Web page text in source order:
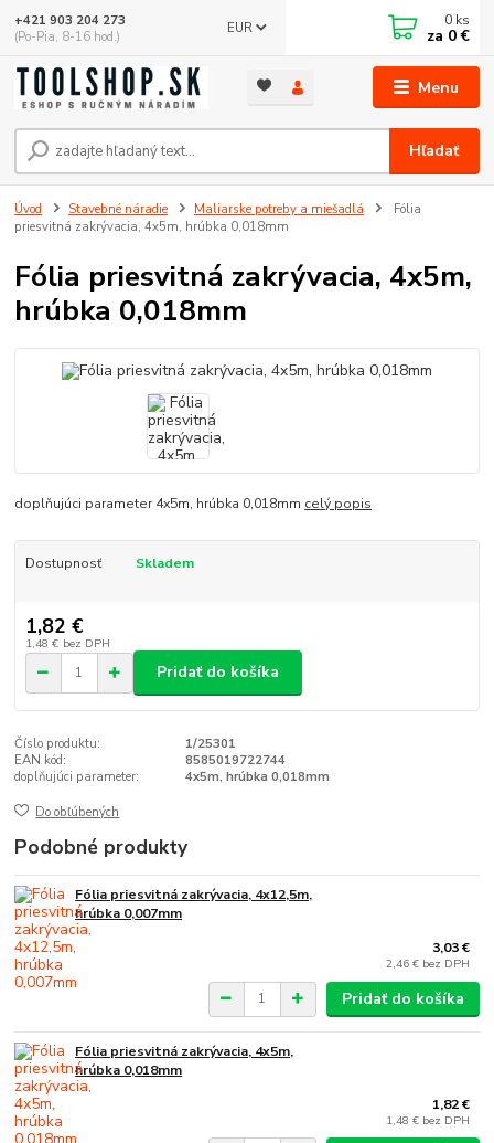
Menu
EUR
Hľadať
+421 903 204 273
(Po-Pia, 8-16 hod.)
0 ks
za 0 €
Úvod Stavebné náradie Maliarske potreby a miešadlá
Fólia
priesvitná zakrývacia, 4x5m, hrúbka 0,018mm
Fólia priesvitná zakrývacia, 4x5m,
hrúbka 0,018mm
doplňujúci parameter 4x5m, hrúbka 0,018mm celý popis
Dostupnosť Skladem
1,82 €
1,48 € bez DPH
Pridať do košíka
Číslo produktu:
1/25301
EAN kód:
8585019722744
doplňujúci parameter:
4x5m, hrúbka 0,018mm
Do obľúbených
Podobné produkty
Fólia priesvitná zakrývacia, 4x12,5m,
hrúbka 0,007mm
3,03 €
2,46 € bez DPH
Pridať do košíka
Fólia priesvitná zakrývacia, 4x5m,
hrúbka 0,018mm
1,82 €
1,48 € bez DPH